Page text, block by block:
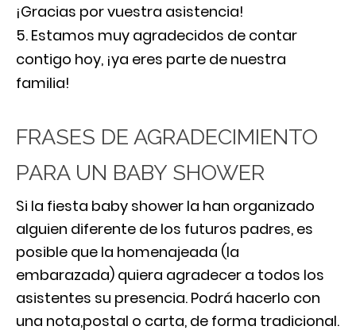
¡Gracias por vuestra asistencia!
Estamos muy agradecidos de contar
contigo hoy, ¡ya eres parte de nuestra
familia!
FRASES DE AGRADECIMIENTO
PARA UN BABY SHOWER
Si la fiesta baby shower la han organizado
alguien diferente de los futuros padres, es
posible que la homenajeada (la
embarazada) quiera agradecer a todos los
asistentes su presencia. Podrá hacerlo con
una nota,postal o carta, de forma tradicional.